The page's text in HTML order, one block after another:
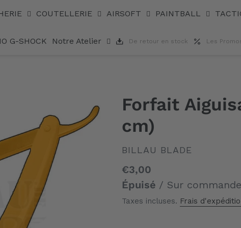
COUTELLERIE AIRSOFT PAINTBALL
G-SHOCK Notre Atelier De retour en stock Les
Forfait
cm)
DISTRIBUTEUR
BILLAU BLADE
Prix
normal
€3,00
Épuisé / Sur commande
Taxes incluses. Frais